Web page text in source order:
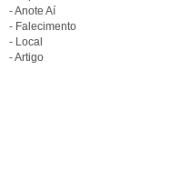
- Anote Aí
- Falecimento
- Local
- Artigo